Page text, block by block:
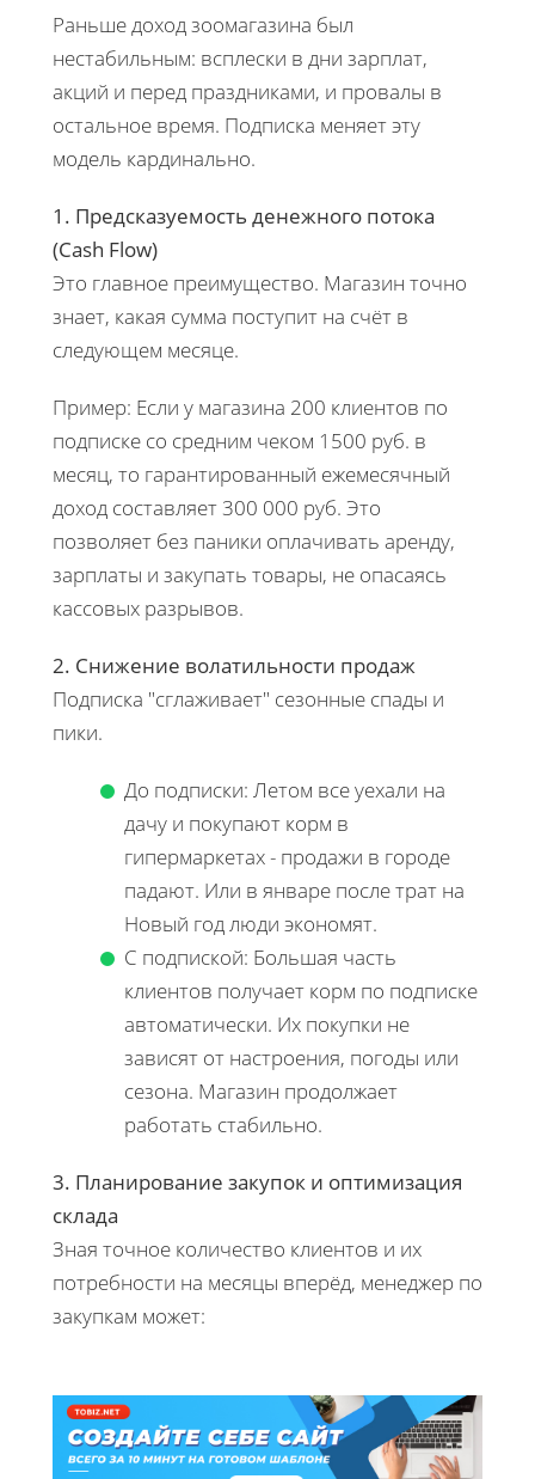
Раньше доход зоомагазина был
нестабильным: всплески в дни зарплат,
акций и перед праздниками, и провалы в
остальное время. Подписка меняет эту
модель кардинально.
1. Предсказуемость денежного потока
(Cash Flow)
Это главное преимущество. Магазин точно
знает, какая сумма поступит на счёт в
следующем месяце.
Пример: Если у магазина 200 клиентов по
подписке со средним чеком 1500 руб. в
месяц, то гарантированный ежемесячный
доход составляет 300 000 руб. Это
позволяет без паники оплачивать аренду,
зарплаты и закупать товары, не опасаясь
кассовых разрывов.
2. Снижение волатильности продаж
Подписка "сглаживает" сезонные спады и
пики.
До подписки: Летом все уехали на
дачу и покупают корм в
гипермаркетах - продажи в городе
падают. Или в январе после трат на
Новый год люди экономят.
С подпиской: Большая часть
клиентов получает корм по подписке
автоматически. Их покупки не
зависят от настроения, погоды или
сезона. Магазин продолжает
работать стабильно.
3. Планирование закупок и оптимизация
склада
Зная точное количество клиентов и их
потребности на месяцы вперёд, менеджер по
закупкам может: